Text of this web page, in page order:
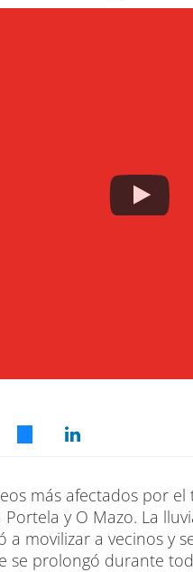
más afectados por
y O Mazo. La
a movilizar a vecinos y
se prolongó durante